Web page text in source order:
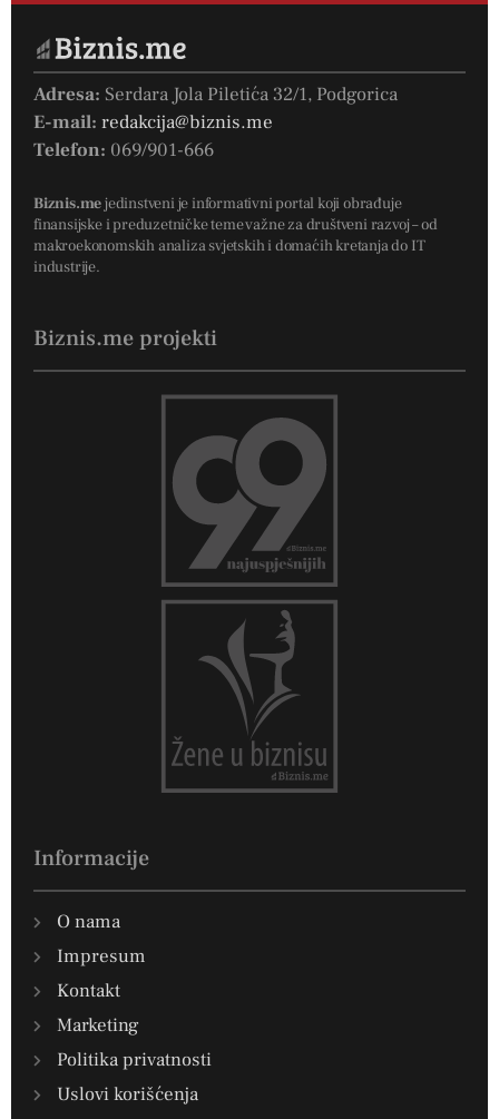
Adresa: Serdara Jola Piletića 32/1, Podgorica
E-mail: redakcija@biznis.me
Telefon: 069/901-666
Biznis.mejedinstveni je informativni portal koji obrađuje
finansijske i preduzetničke teme važne za društveni razvoj – od
makroekonomskih analiza svjetskih i domaćih kretanja do IT
industrije.
Biznis.me projekti
Informacije
O nama
Impresum
Kontakt
Marketing
Politika privatnosti
Uslovi korišćenja